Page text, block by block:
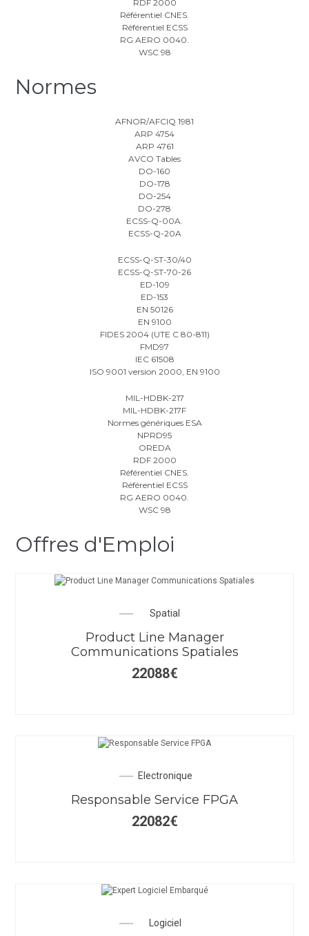
RDF 2000
Référentiel CNES.
Référentiel ECSS
RG AERO 0040.
WSC 98
Normes
AFNOR/AFCIQ 1981
ARP 4754
ARP 4761
AVCO Tables
DO-160
DO-178
DO-254
DO-278
ECSS-Q-00A.
ECSS-Q-20A
ECSS-Q-ST-30/40
ECSS-Q-ST-70-26
ED-109
ED-153
EN 50126
EN 9100
FIDES 2004 (UTE C 80-811)
FMD97
IEC 61508
ISO 9001 version 2000, EN 9100
MIL-HDBK-217
MIL-HDBK-217F
Normes génériques ESA
NPRD95
OREDA
RDF 2000
Référentiel CNES.
Référentiel ECSS
RG AERO 0040.
WSC 98
Offres d'Emploi​
Spatial
Product Line Manager
Communications Spatiales
22088€
Electronique
Responsable Service FPGA
22082€
Logiciel